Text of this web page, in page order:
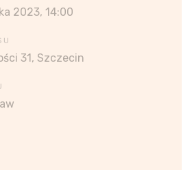
2023, 14:00
31, Szczecin